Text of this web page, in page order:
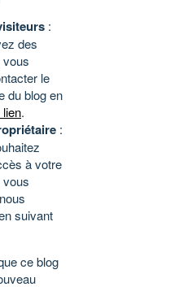
:
des
vous
le
du blog en
.
:
à votre
vous
suivant
ce blog